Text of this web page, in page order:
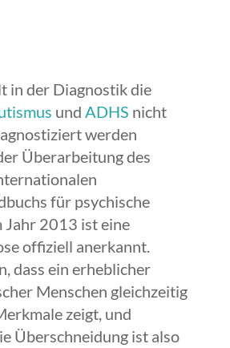
in der Diagnostik die
und ADHS nicht
werden
Überarbeitung des
für psychische
Jahr 2013 ist eine
offiziell anerkannt.
dass ein erheblicher
Menschen gleichzeitig
zeigt, und
Überschneidung ist also